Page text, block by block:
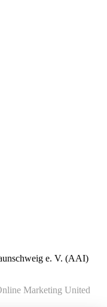
e. V. (AAI)
Marketing United